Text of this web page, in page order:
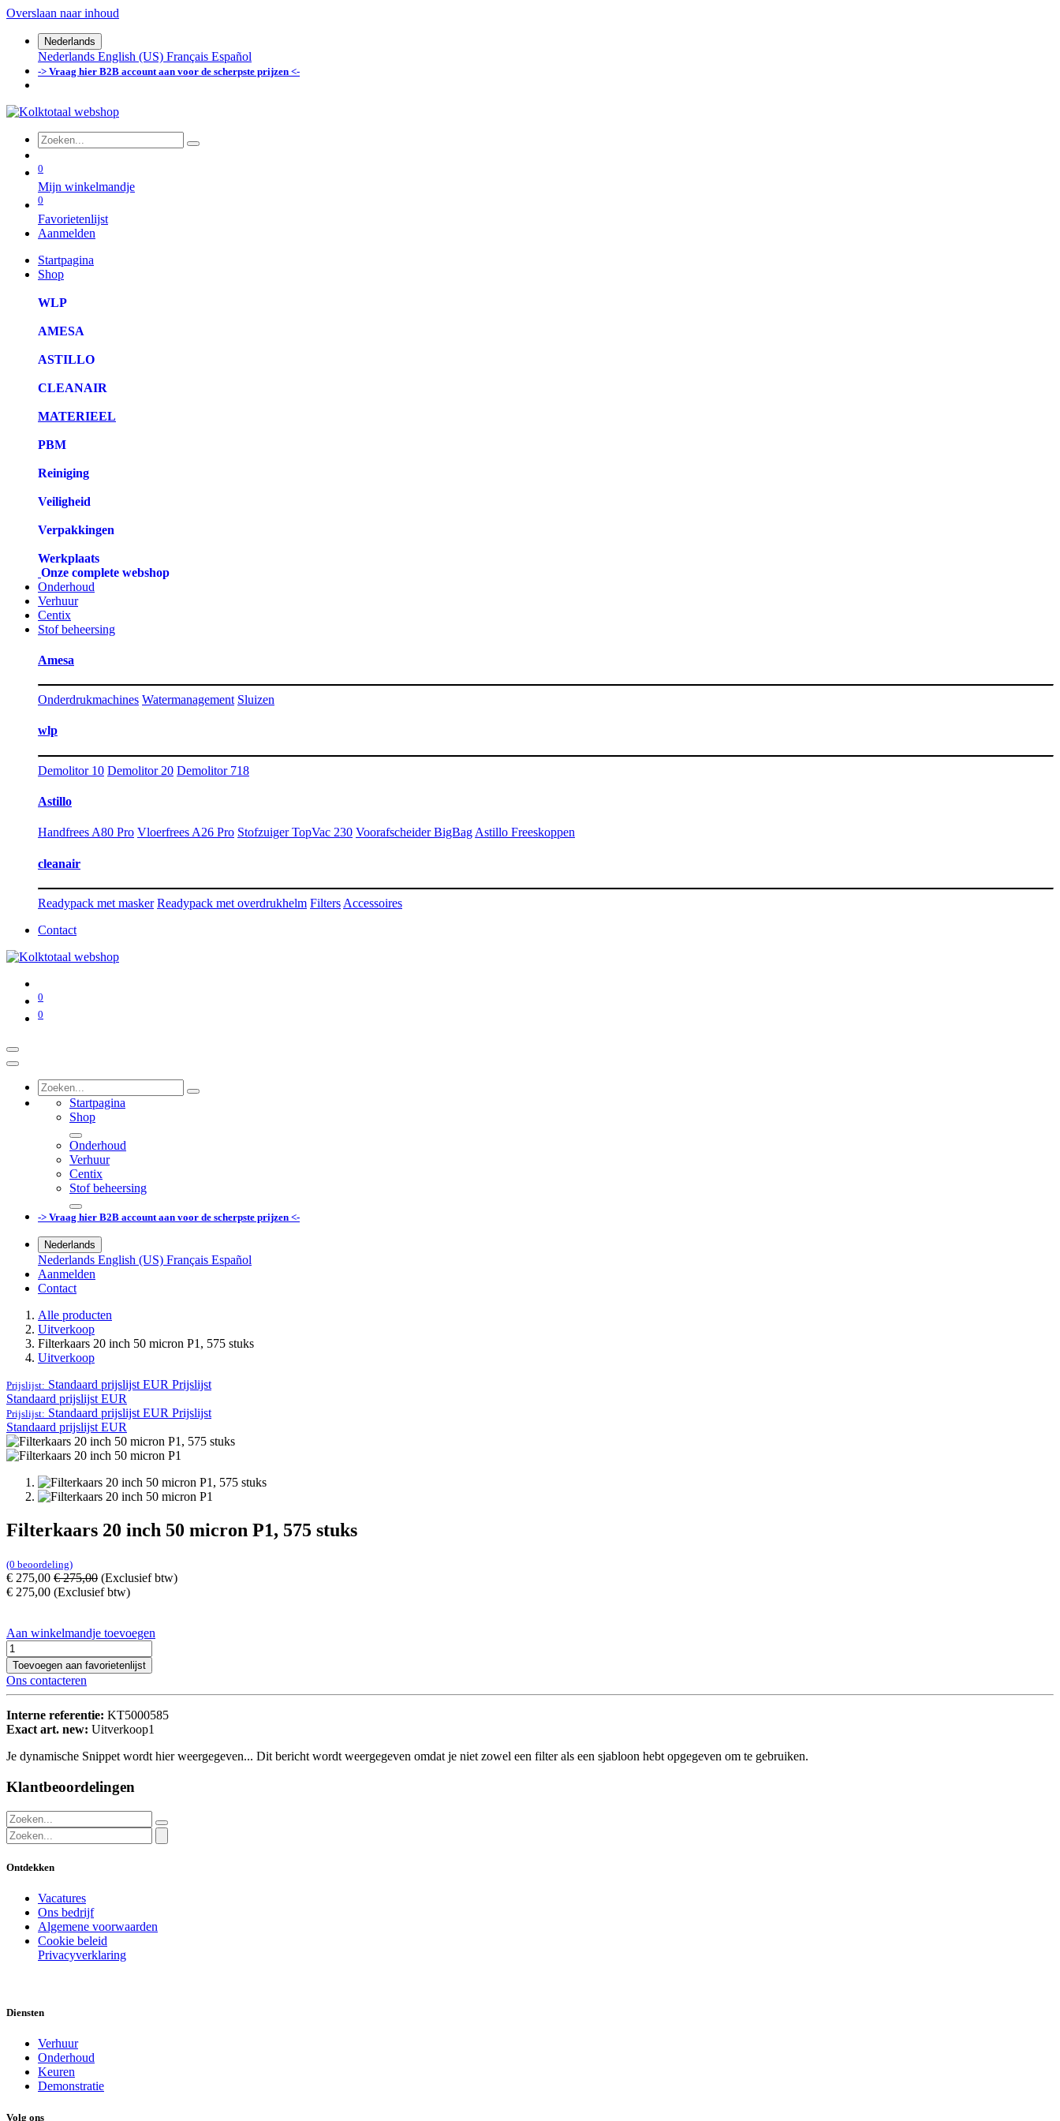
Overslaan naar inhoud
Nederlands
Nederlands English (US) Français Español
-> Vraag hier B2B account aan voor de scherpste prijzen <-
0
Mijn winkelmandje
0
Favorietenlijst
Aanmelden
Startpagina
Shop
WLP
AMESA
ASTILLO
CLEANAIR
MATERIEEL
PBM
Reiniging
Veiligheid
Verpakkingen
Werkplaats
Onze complete webshop
Onderhoud
Verhuur
Centix
Stof beheersing
Amesa
Onderdrukmachines Watermanagement Sluizen
wlp
Demolitor 10 Demolitor 20 Demolitor 718
Astillo
Handfrees A80 Pro Vloerfrees A26 Pro Stofzuiger TopVac 230 Voorafscheider BigBag Astillo Freeskoppen
cleanair
Readypack met masker Readypack met overdrukhelm Filters Accessoires
Contact
0
0
Startpagina
Shop
Onderhoud
Verhuur
Centix
Stof beheersing
-> Vraag hier B2B account aan voor de scherpste prijzen <-
Nederlands
Nederlands English (US) Français Español
Aanmelden
Contact
Alle producten
Uitverkoop
Filterkaars 20 inch 50 micron P1, 575 stuks
Uitverkoop
Prijslijst: Standaard prijslijst EUR Prijslijst
Standaard prijslijst EUR
Prijslijst: Standaard prijslijst EUR Prijslijst
Standaard prijslijst EUR
Filterkaars 20 inch 50 micron P1, 575 stuks
(0 beoordeling)
€ 275,00 €275,00 (Exclusief btw)
€ 275,00 (Exclusief btw)
Aan winkelmandje toevoegen
Toevoegen aan favorietenlijst
Ons contacteren
Interne referentie: KT5000585
Exact art. new: Uitverkoop1
Je dynamische Snippet wordt hier weergegeven... Dit bericht wordt weergegeven omdat je niet zowel een filter als een sjabloon hebt opgegeven om te gebruiken.
Klantbeoordelingen
Ontdekken
Vacatures
Ons bedrijf
Algemene voorwaarden
Cookie beleid
Privacyverklaring
Diensten
Verhuur
Onderhoud
Keuren
Demonstratie
Volg ons